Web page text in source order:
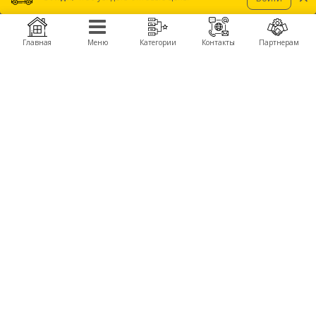
самолет, катер, конструкторы, роботы, машинки на радиоуправлении, пульты,
моторы, пропеллеры, аккумуляторы, зарядные, полетные контроллеры, камеры,
подвесы, детали для сборки, FPV компоненты и комплектующие запчасти для
производства дронов, беспилотников, БПЛА.
Главная Меню Категории Контакты Партнерам